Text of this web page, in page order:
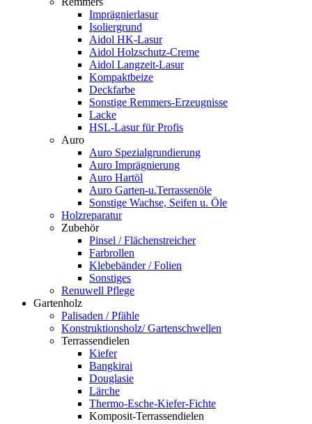
Imprägnierlasur
Isoliergrund
Aidol HK-Lasur
Aidol Holzschutz-Creme
Aidol Langzeit-Lasur
Kompaktbeize
Deckfarbe
Sonstige Remmers-Erzeugnisse
Lacke
HSL-Lasur für Profis
Auro
Auro Spezialgrundierung
Auro Imprägnierung
Auro Hartöl
Auro Garten-u.Terrassenöle
Sonstige Wachse, Seifen u. Öle
Holzreparatur
Zubehör
Pinsel / Flächenstreicher
Farbrollen
Klebebänder / Folien
Sonstiges
Renuwell Pflege
Gartenholz
Palisaden / Pfähle
Konstruktionsholz/ Gartenschwellen
Terrassendielen
Kiefer
Bangkirai
Douglasie
Lärche
Thermo-Esche-Kiefer-Fichte
Komposit-Terrassendielen